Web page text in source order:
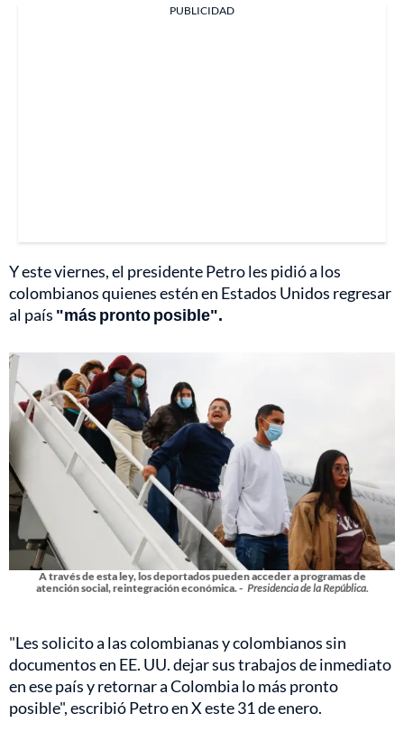
PUBLICIDAD
Y este viernes, el presidente Petro les pidió a los
colombianos quienes estén en Estados Unidos regresar
al país "más pronto posible".
A través de esta ley, los deportados pueden acceder a programas de
atención social, reintegración económica. - Presidencia de la República.
"Les solicito a las colombianas y colombianos sin
documentos en EE. UU. dejar sus trabajos de inmediato
en ese país y retornar a Colombia lo más pronto
posible", escribió Petro en X este 31 de enero.